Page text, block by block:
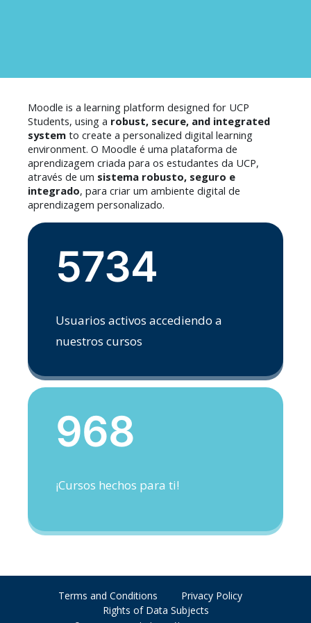
Moodle is a learning platform designed for UCP
Students, using a robust, secure, and integrated
system to create a personalized digital learning
environment.O Moodle é uma plataforma de
aprendizagem criada para os estudantes da UCP,
através de um sistema robusto, seguro e
integrado, para criar um ambiente digital de
aprendizagem personalizado.
5734
Usuarios activos accediendo a
nuestros cursos
968
¡Cursos hechos para ti!
Terms and Conditions
Privacy Policy
Rights of Data Subjects